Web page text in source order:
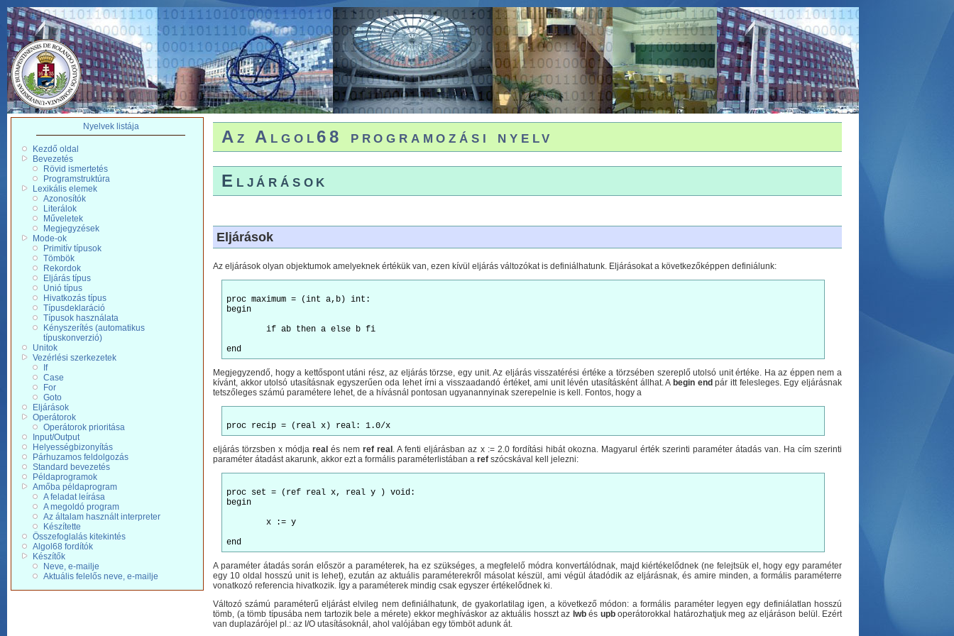
Nyelvek listája
Kezdő oldal
Bevezetés
Rövid ismertetés
Programstruktúra
Lexikális elemek
Azonosítók
Literálok
Műveletek
Megjegyzések
Mode-ok
Primitív típusok
Tömbök
Rekordok
Eljárás típus
Unió típus
Hivatkozás típus
Típusdeklaráció
Típusok használata
Kényszerítés (automatikus
típuskonverzió)
Unitok
Vezérlési szerkezetek
If
Case
For
Goto
Eljárások
Operátorok
Operátorok prioritása
Input/Output
Helyességbizonyítás
Párhuzamos feldolgozás
Standard bevezetés
Példaprogramok
Amőba példaprogram
A feladat leírása
A megoldó program
Az általam használt interpreter
Készítette
Összefoglalás kitekintés
Algol68 fordítók
Készítők
Neve, e-mailje
Aktuális felelős neve, e-mailje
Az Algol68 programozási nyelv
Eljárások
Eljárások
Az eljárások olyan objektumok amelyeknek értékük van, ezen kívül eljárás változókat is definiálhatunk. Eljárásokat a következőképpen definiálunk:
proc maximum = (int a,b) int:
begin
Megjegyzendő, hogy a kettőspont utáni rész, az eljárás törzse, egy unit. Az eljárás visszatérési értéke a törzsében szereplő utolsó unit értéke. Ha az éppen nem a
kívánt, akkor utolsó utasításnak egyszerűen oda lehet írni a visszaadandó értéket, ami unit lévén utasításként állhat. A begin end pár itt felesleges. Egy eljárásnak
tetszőleges számú paramétere lehet, de a hívásnál pontosan ugyanannyinak szerepelnie is kell. Fontos, hogy a
eljárás törzsben x módjareal és nemref real . A fenti eljárásban az x := 2.0 fordítási hibát okozna. Magyarul érték szerinti paraméter átadás van. Ha cím szerinti
paraméter átadást akarunk, akkor ezt a formális paraméterlistában a ref szócskával kell jelezni:
proc set = (ref real x, real y ) void:
begin
A paraméter átadás során először a paraméterek, ha ez szükséges, a megfelelő módra konvertálódnak, majd kiértékelődnek (ne felejtsük el, hogy egy paraméter
egy 10 oldal hosszú unit is lehet), ezután az aktuális paraméterekről másolat készül, ami végül átadódik az eljárásnak, és amire minden, a formális paraméterre
vonatkozó referencia hivatkozik. Így a paraméterek mindig csak egyszer értékelődnek ki.
Változó számú paraméterű eljárást elvileg nem definiálhatunk, de gyakorlatilag igen, a következő módon: a formális paraméter legyen egy definiálatlan hosszú
tömb, (a tömb típusába nem tartozik bele a mérete) ekkor meghíváskor az aktuális hosszt az lwbés upboperátorokkal határozhatjuk meg az eljáráson belül. Ezért
van duplazárójel pl.: az I/O utasításoknál, ahol valójában egy tömböt adunk át.